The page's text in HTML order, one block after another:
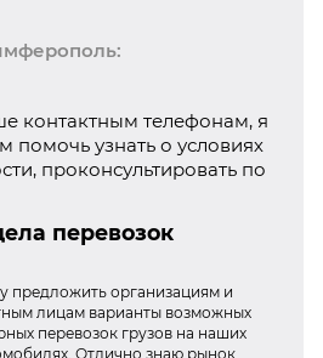
контактным телефонам, я
помочь узнать о условиях
проконсультировать по
перевозок
предложить организациям и
лицам варианты возможных
перевозок грузов на наших
Отлично знаю рынок